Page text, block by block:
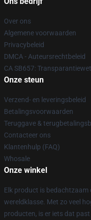
Over ons
Algemene voorwaarden
Privacybeleid
DMCA - Auteursrechtbeleid
CA SB657:
Onze steun
Verzend- en leveringsbeleid
Betalingsvoorwaarden
Teruggave &
Contacteer ons
Klantenhulp (FAQ)
Whosale
Onze winkel
Elk product is
wereldklasse. Met zo veel
producten, is er iets dat